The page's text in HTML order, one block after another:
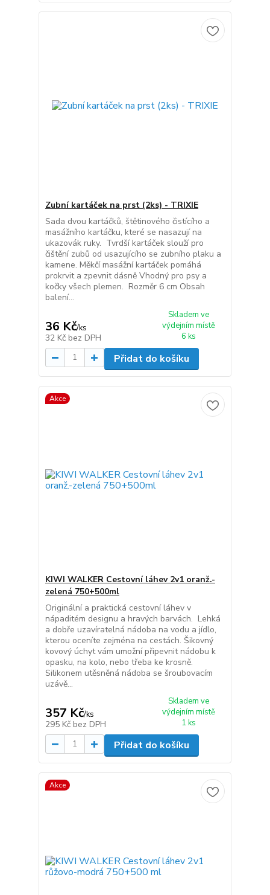
Zubní kartáček na prst (2ks) - TRIXIE
Sada dvou kartáčků, štětinového čistícího a
masážního kartáčku, které se nasazují na
ukazovák ruky. Tvrdší kartáček slouží pro
čištění zubů od usazujícího se zubního plaku a
kamene. Měkčí masážní kartáček pomáhá
prokrvit a zpevnit dásně Vhodný pro psy a
kočky všech plemen. Rozměr 6 cm Obsah
balení...
36 Kč/ks
32 Kč bez DPH
Skladem ve
výdejním místě
6 ks
Přidat do košíku
Akce
KIWI WALKER Cestovní láhev 2v1 oranž.-
zelená 750+500ml
Originální a praktická cestovní láhev v
nápaditém designu a hravých barvách. Lehká
a dobře uzavíratelná nádoba na vodu a jídlo,
kterou oceníte zejména na cestách. Šikovný
kovový úchyt vám umožní připevnit nádobu k
opasku, na kolo, nebo třeba ke krosně.
Silikonem utěsněná nádoba se šroubovacím
uzávě...
357 Kč/ks
295 Kč bez DPH
Skladem ve
výdejním místě
1 ks
Přidat do košíku
Akce